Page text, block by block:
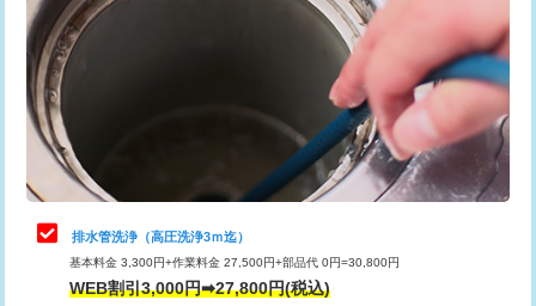
給水管工事※（ライニング鋼管・銅
管・ポリ管・HT管使用/3ｍ超え)
+8,800円
排水管工事（土の掘削・埋め戻し作
業）
11,000円~
排水管工事（排水管工事/3ｍまで） 55,000円
排水管工事（追加 排水管工事/3ｍ超
え）
マス交換（土の掘削・埋め戻し作業）
カメラ調査 33,000円
桝清掃 8,800円
止水・漏水調査・防水処理・清掃・修
理・調整・分解・加工など（軽作業）
11,000円
止水・漏水調査・防水処理・清掃・修
理・調整・分解・加工など（中作業）
22,000円
止水・漏水調査・防水処理・清掃・修
理・調整・分解・加工など（重作業）
33,000円
排水管洗浄（高圧洗浄3ｍ迄）
基本料金 3,300円+作業料金 27,500円+部品代 0円=30,800円
WEB割引3,000円➡27,800円(税込)